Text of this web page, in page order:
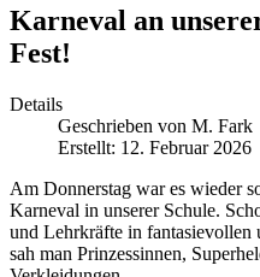
Karneval an
Fest!
Details
Geschrieben von M. Fark
Erstellt: 12. Februar 2026
Am Donnerstag war es wieder
Karneval in unserer Schule.
und Lehrkräfte in
sah man Prinzessinnen,